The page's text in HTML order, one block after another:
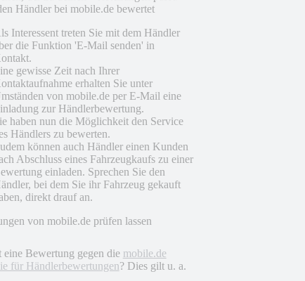
Händler bei mobile.de bewertet
Interessent treten Sie mit dem Händler
die Funktion 'E-Mail senden' in
gewisse Zeit nach Ihrer
erhalten Sie unter
von mobile.de per E-Mail eine
zur Händlerbewertung.
haben nun die Möglichkeit den Service
Händlers zu bewerten.
können auch Händler einen Kunden
Abschluss eines Fahrzeugkaufs zu einer
einladen. Sprechen Sie den
bei dem Sie ihr Fahrzeug gekauft
direkt drauf an.
von mobile.de prüfen lassen
eine Bewertung gegen die mobile.de
für Händlerbewertungen? Dies gilt u. a.